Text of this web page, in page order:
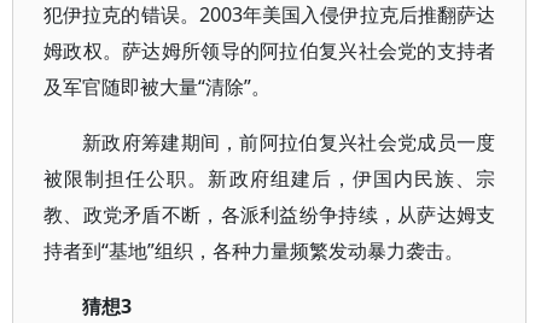
犯伊拉克的错误。2003年美国入侵伊拉克后推翻萨达
姆政权。萨达姆所领导的阿拉伯复兴社会党的支持者
及军官随即被大量“清除”。
新政府筹建期间，前阿拉伯复兴社会党成员一度
被限制担任公职。新政府组建后，伊国内民族、宗
教、政党矛盾不断，各派利益纷争持续，从萨达姆支
持者到“基地”组织，各种力量频繁发动暴力袭击。
猜想3